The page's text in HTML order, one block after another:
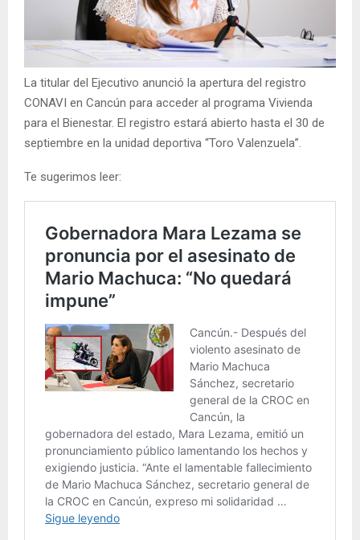
La titular del Ejecutivo anunció la apertura del registro
CONAVI en Cancún para acceder al programa Vivienda
para el Bienestar. El registro estará abierto hasta el 30 de
septiembre en la unidad deportiva “Toro Valenzuela”.
Te sugerimos leer: